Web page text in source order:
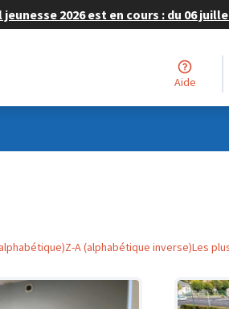
2026 est en cours : du 06
Aide
Z-A (alphabétique inverse)Les